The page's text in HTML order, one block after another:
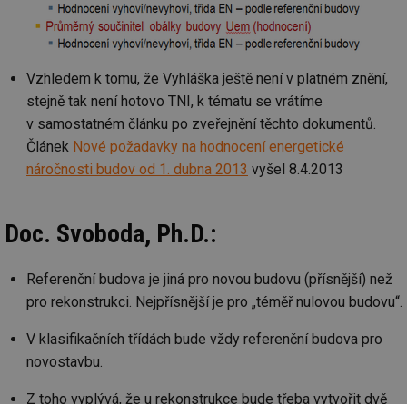
Vzhledem k tomu, že Vyhláška ještě není v platném znění,
stejně tak není hotovo TNI, k tématu se vrátíme
v samostatném článku po zveřejnění těchto dokumentů.
Článek Nové požadavky na hodnocení energetické
náročnosti budov od 1. dubna 2013 vyšel 8.4.2013
Doc. Svoboda, Ph.D.:
Referenční budova je jiná pro novou budovu (přísnější) než
pro rekonstrukci. Nejpřísnější je pro „téměř nulovou budovu“.
V klasifikačních třídách bude vždy referenční budova pro
novostavbu.
Z toho vyplývá, že u rekonstrukce bude třeba vytvořit dvě